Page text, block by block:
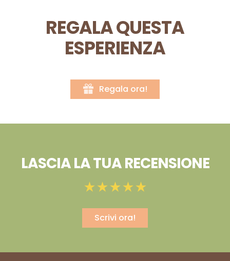
REGALA QUESTA
ESPERIENZA
Regala ora!
LASCIA LA TUA RECENSIONE
Scrivi ora!